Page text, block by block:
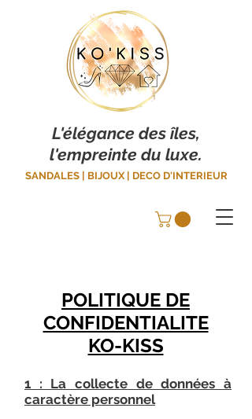
L'élégance des îles,
l'empreinte du luxe.
SANDALES | BIJOUX | DECO D'INTERIEUR
POLITIQUE DE
CONFIDENTIALITE
KO-KISS
1 : La collecte de données à
caractère personnel